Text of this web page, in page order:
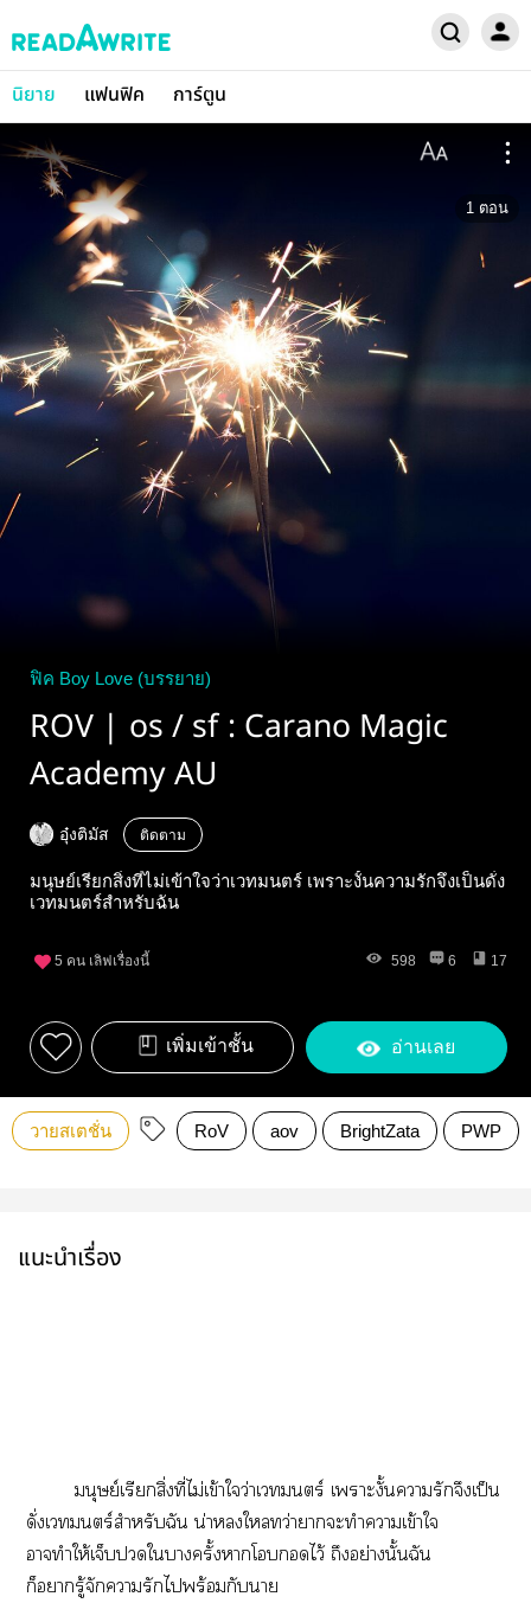
นิยาย แฟนฟิค การ์ตูน
1 ตอน
ฟิค Boy Love (บรรยาย)
ROV | os / sf : Carano Magic
Academy AU
อุ๋งติมัส ติดตาม
มนุษย์เรียกสิ่งที่ไม่เข้าใจว่าเวทมนตร์ เพราะงั้นความรักจึงเป็นดั่ง
เวทมนตร์สำหรับฉัน
5 คน เลิฟเรื่องนี้ 598 6 17
เพิ่มเข้าชั้น อ่านเลย
วายสเตชั่น RoV aov BrightZata PWP
แนะนำเรื่อง
มนุษย์เรียกสิ่งที่ไม่เข้าใว่าเวทมนตร์ เาะงั้นารักจึงเป็น
ดั่งเวทมนตร์สำหรับฉัน น่าใทว่าาะทำาเข้าใ
าทำให้เจ็บใาครั้งาโไว้ ถึงอย่างนั้นฉัน
ก็ารู้จัการักไพร้อมกับา